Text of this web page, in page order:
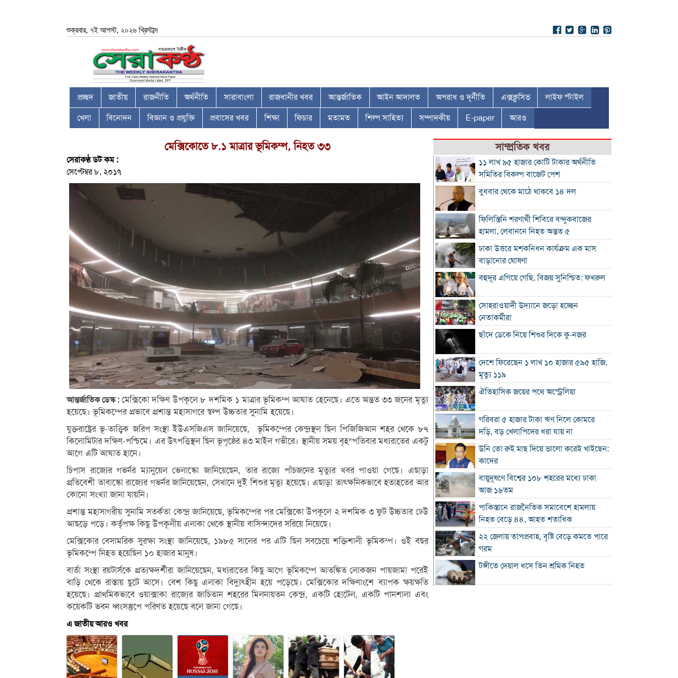
শুক্রবার, ৭ই আগস্ট, ২০২৬ খ্রিস্টাব্দ
প্রচ্ছদ জাতীয় রাজনীতি অর্থনীতি সারাবাংলা রাজধানীর খবর আন্তর্জাতিক আইন আদালত অপরাধ ও দূর্নীতি এক্সক্লুসিভ লাইফ স্টাইল
খেলা বিনোদন বিজ্ঞান ও প্রযুক্তি প্রবাসের খবর শিক্ষা ফিচার মতামত শিল্প সাহিত্য সম্পাদকীয় E-paper আরও
মেক্সিকোতে ৮.১ মাত্রার ভূমিকম্প, নিহত ৩৩
সেরাকণ্ঠ ডট কম :
সেপ্টেম্বর ৮, ২০১৭
আন্তর্জাতিক ডেস্ক : মেক্সিকো দক্ষিণ উপকূলে ৮ দশমিক ১ মাত্রার ভূমিকম্প আঘাত হেনেছে। এতে অন্তত ৩৩ জনের মৃত্যু
হয়েছে। ভূমিকম্পের প্রভাবে প্রশান্ত মহাসাগরে স্বল্প উচ্চতার সুনামি হয়েছে।
যুক্তরাষ্ট্রের ভূ-তাত্ত্বিক জরিপ সংস্থা ইউএসজিএস জানিয়েছে, ভূমিকম্পের কেন্দ্রস্থল ছিল পিজিজিআন শহর থেকে ৮৭
কিলোমিটার দক্ষিণ-পশ্চিমে। এর উৎপত্তিস্থল ছিল ভূপৃষ্ঠের ৪৩ মাইল গভীরে। স্থানীয় সময় বৃহস্পতিবার মধ্যরাতের একটু
আগে এটি আঘাত হানে।
চিপাস রাজ্যের গভর্নর ম্যানুয়েল ভেলাস্কো জানিয়েছেন, তার রাজ্যে পাঁচজনের মৃত্যুর খবর পাওয়া গেছে। এছাড়া
প্রতিবেশী তাবাস্কো রাজ্যের গভর্নর জানিয়েছেন, সেখানে দুই শিশুর মৃত্যু হয়েছে। এছাড়া তাৎক্ষনিকভাবে হতাহতের আর
কোনো সংখ্যা জানা যায়নি।
প্রশান্ত মহাসাগরীয় সুনামি সতর্কতা কেন্দ্র জানিয়েছে, ভূমিকম্পের পর মেক্সিকো উপকূলে ২ দশমিক ৩ ফুট উচ্চতার ঢেউ
আছড়ে পড়ে। কর্তৃপক্ষ কিছু উপকূলীয় এলাকা থেকে স্থানীয় বাসিন্দাদের সরিয়ে নিয়েছে।
মেক্সিকোর বেসামরিক সুরক্ষা সংস্থা জানিয়েছে, ১৯৮৫ সালের পর এটি ছিল সবচেয়ে শক্তিশালী ভূমিকম্প। ওই বছর
ভূমিকম্পে নিহত হয়েছিল ১০ হাজার মানুষ।
বার্তা সংস্থা রয়টার্সকে প্রত্যক্ষদর্শীরা জানিয়েছেন, মধ্যরাতের কিছু আগে ভূমিকম্পে আতঙ্কিত লোকজন পায়জামা পরেই
বাড়ি থেকে রাস্তায় ছুটে আসে। বেশ কিছু এলাকা বিদ্যুৎহীন হয়ে পড়েছে। মেক্সিকোর দক্ষিণাংশে ব্যাপক ক্ষয়ক্ষতি
হয়েছে। প্রাথমিকভাবে ওয়াক্সাকা রাজ্যের জাচিতান শহরের মিলনায়তন কেন্দ্র, একটি হোটেল, একটি পানশালা এবং
কয়েকটি ভবন ধ্বংসস্তুপে পরিণত হয়েছে বলে জানা গেছে।
এ জাতীয় আরও খবর
সাম্প্রতিক খবর
১১ লাখ ৯৫ হাজার কোটি টাকার অর্থনীতি
সমিতির বিকল্প বাজেট পেশ
বুধবার থেকে মাঠে থাকবে ১৪ দল
ফিলিস্তিনি শরণার্থী শিবিরে বন্দুকবাজের
হামলা, লেবাননে নিহত অন্তত ৫
ঢাকা উত্তরে মশকনিধন কার্যক্রম এক মাস
বাড়ানোর ঘোষণা
বহুদূর এগিয়ে গেছি, বিজয় সুনিশ্চিত: ফখরুল
সোহরাওয়ার্দী উদ্যানে জড়ো হচ্ছেন
নেতাকর্মীরা
ছাঁদে ডেকে নিয়ে শিশুর দিকে কু-নজর
দেশে ফিরেছেন ১ লাখ ১০ হাজার ৫৯৫ হাজি,
মৃত্যু ১১৯
ঐতিহাসিক জয়ের পথে অস্ট্রেলিয়া
গরিবরা ৫ হাজার টাকা ঋণ নিলে কোমরে
দড়ি, বড় খেলাপিদের ধরা যায় না
উনি তো রুই মাছ দিয়ে ভালো করেই খাইছেন:
কাদের
বায়ুদূষণে বিশ্বের ১০৮ শহরের মধ্যে ঢাকা
আজ ১৬তম
পাকিস্তানে রাজনৈতিক সমাবেশে হামলায়
নিহত বেড়ে ৪৪, আহত শতাধিক
২২ জেলায় তাপপ্রবাহ, বৃষ্টি বেড়ে কমতে পারে
গরম
টঙ্গীতে দেয়াল ধসে তিন শ্রমিক নিহত